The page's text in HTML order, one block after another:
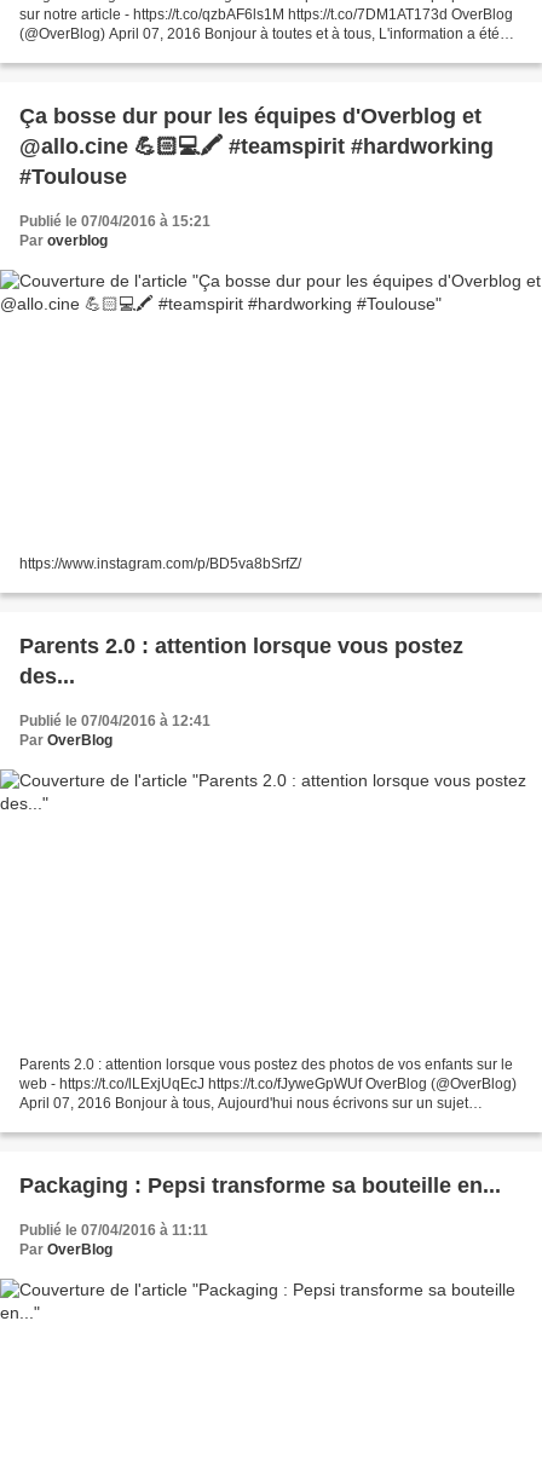
sur notre article - https://t.co/qzbAF6ls1M https://t.co/7DM1AT173d OverBlog
(@OverBlog) April 07, 2016 Bonjour à toutes et à tous, L'information a été
Ça bosse dur pour les équipes d'Overblog et
@allo.cine 💪🏻💻🖍 #teamspirit #hardworking
#Toulouse
Publié le 07/04/2016 à 15:21
Par overblog
https://www.instagram.com/p/BD5va8bSrfZ/
Parents 2.0 : attention lorsque vous postez
des...
Publié le 07/04/2016 à 12:41
Par OverBlog
Parents 2.0 : attention lorsque vous postez des photos de vos enfants sur le
web - https://t.co/lLExjUqEcJ https://t.co/fJyweGpWUf OverBlog (@OverBlog)
April 07, 2016 Bonjour à tous, Aujourd'hui nous écrivons sur un sujet
Packaging : Pepsi transforme sa bouteille en...
Publié le 07/04/2016 à 11:11
Par OverBlog